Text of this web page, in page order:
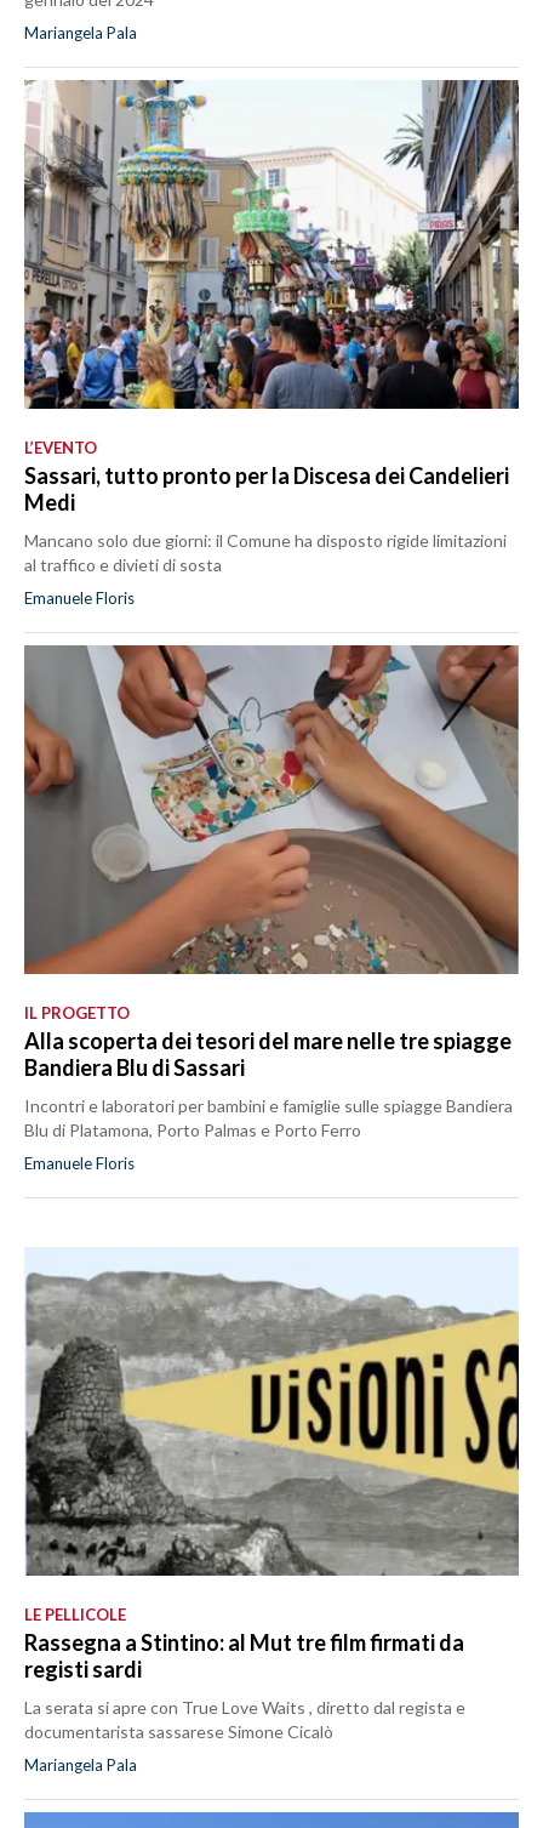
Mariangela Pala
L’EVENTO
Sassari, tutto pronto per la Discesa dei Candelieri
Medi
Mancano solo due giorni: il Comune ha disposto rigide limitazioni
al traffico e divieti di sosta
Emanuele Floris
IL PROGETTO
Alla scoperta dei tesori del mare nelle tre spiagge
Bandiera Blu di Sassari
Incontri e laboratori per bambini e famiglie sulle spiagge Bandiera
Blu di Platamona, Porto Palmas e Porto Ferro
Emanuele Floris
LE PELLICOLE
Rassegna a Stintino: al Mut tre film firmati da
registi sardi
La serata si apre con True Love Waits , diretto dal regista e
documentarista sassarese Simone Cicalò
Mariangela Pala